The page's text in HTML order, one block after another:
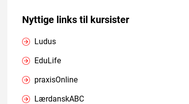
Nyttige links til kursister
Ludus
EduLife
praxisOnline
LærdanskABC